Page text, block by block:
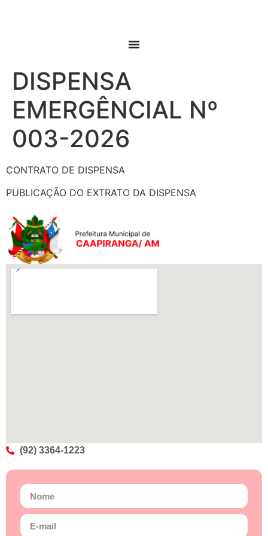
DISPENSA
EMERGÊNCIAL Nº
003-2026
CONTRATO DE DISPENSA
PUBLICAÇÃO DO EXTRATO DA DISPENSA
(92) 3364-1223